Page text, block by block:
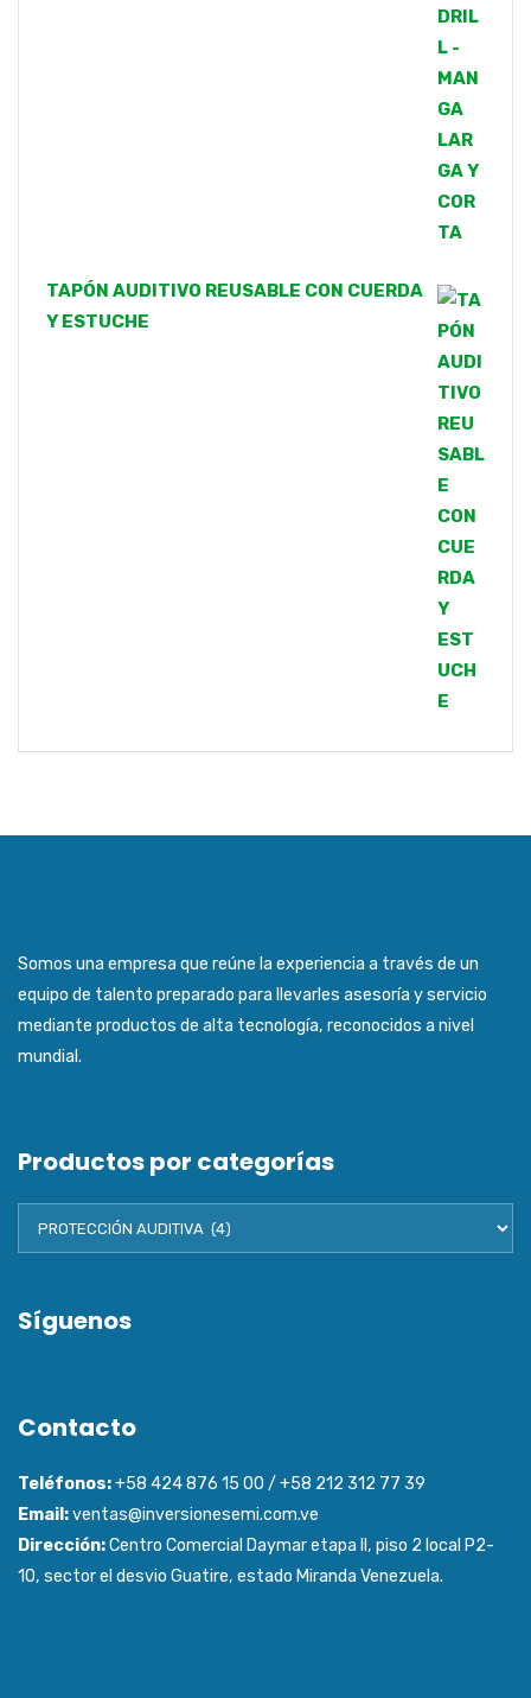
TAPÓN AUDITIVO REUSABLE CON CUERDA
Y ESTUCHE
Somos una empresa que reúne la experiencia a través de un
equipo de talento preparado para llevarles asesoría y servicio
mediante productos de alta tecnología, reconocidos a nivel
mundial.
Productos por categorías
Síguenos
Contacto
Teléfonos:+58 424 876 15 00 / +58 212 312 77 39
Email:ventas@inversionesemi.com.ve
Dirección:Centro Comercial Daymar etapa ll, piso 2 local P2-
10, sector el desvio Guatire, estado Miranda Venezuela.